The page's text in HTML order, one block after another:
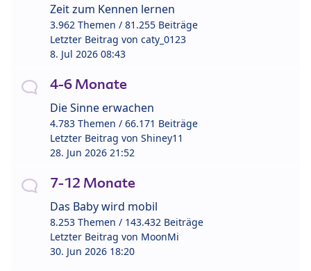
Zeit zum Kennen lernen
3.962 Themen / 81.255 Beiträge
Letzter Beitrag von caty_0123
8. Jul 2026 08:43
4-6 Monate
Die Sinne erwachen
4.783 Themen / 66.171 Beiträge
Letzter Beitrag von Shiney11
28. Jun 2026 21:52
7-12 Monate
Das Baby wird mobil
8.253 Themen / 143.432 Beiträge
Letzter Beitrag von MoonMi
30. Jun 2026 18:20